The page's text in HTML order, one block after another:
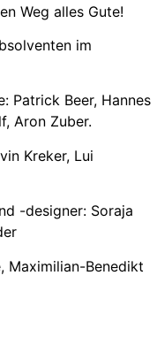
Weg alles Gute!
im
Patrick Beer, Hannes
Aron Zuber.
Kreker, Lui
-designer: Soraja
Maximilian-Benedikt